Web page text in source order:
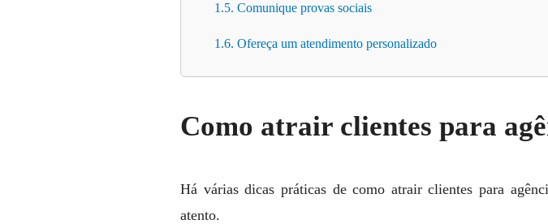
1.5. Comunique provas sociais
1.6. Ofereça um atendimento personalizado
Como atrair clientes para
Há várias dicas práticas de como atrair clientes para
atento.